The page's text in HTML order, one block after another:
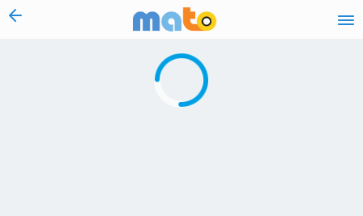
vai al contenuto
Caricamento in corso...